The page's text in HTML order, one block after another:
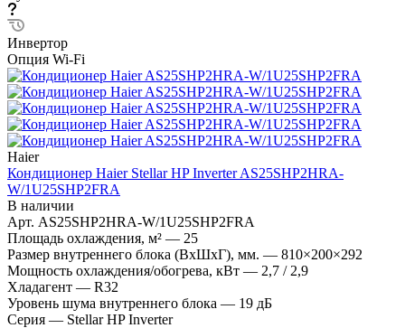
Инвертор
Опция Wi-Fi
Haier
Кондиционер Haier Stellar HP Inverter AS25SHP2HRA-
W/1U25SHP2FRA
В наличии
Арт. AS25SHP2HRA-W/1U25SHP2FRA
Площадь охлаждения, м² — 25
Размер внутреннего блока (ВхШхГ), мм. — 810×200×292
Мощность охлаждения/обогрева, кВт — 2,7 / 2,9
Хладагент — R32
Уровень шума внутреннего блока — 19 дБ
Серия — Stellar HP Inverter